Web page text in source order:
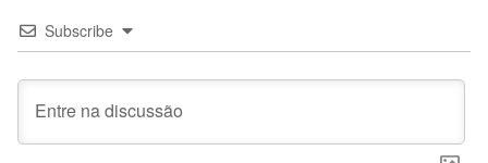
Subscribe